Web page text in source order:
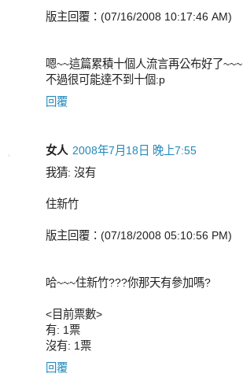
版主回覆：(07/16/2008 10:17:46 AM)
嗯~~這篇累積十個人流言再公布好了~~~
不過很可能達不到十個:p
回覆
女人 2008年7月18日 晚上7:55
我猜: 沒有
住新竹
版主回覆：(07/18/2008 05:10:56 PM)
哈~~~住新竹???你那天有參加嗎?
<目前票數>
有: 1票
沒有: 1票
回覆